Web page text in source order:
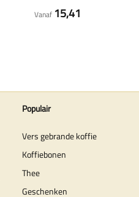
Vanaf 15,41
Populair
Vers gebrande koffie
Koffiebonen
Thee
Geschenken